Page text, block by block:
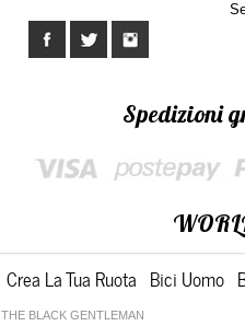
Crea La Tua Ruota Bici Uomo
Spedizioni
BLACK GENTLEMAN